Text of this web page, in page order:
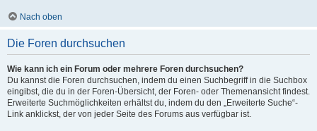
Nach oben
Die Foren durchsuchen
Wie kann ich ein Forum oder mehrere Foren durchsuchen?
Du kannst die Foren durchsuchen, indem du einen Suchbegriff in die Suchbox
eingibst, die du in der Foren-Übersicht, der Foren- oder Themenansicht findest.
Erweiterte Suchmöglichkeiten erhältst du, indem du den „Erweiterte Suche“-
Link anklickst, der von jeder Seite des Forums aus verfügbar ist.